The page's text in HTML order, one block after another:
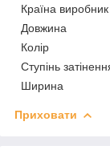
Країна виробник
Довжина
Колір
Ступінь
Ширина
Приховати